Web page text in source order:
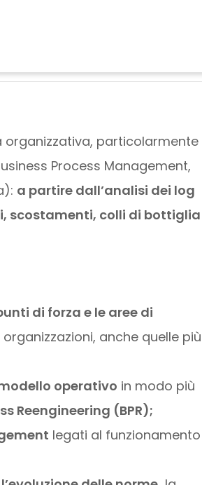
organizzativa, particolarmente
Process Management,
a partire dall’analisi dei log
scostamenti, colli di bottiglia
di forza e le aree di
anche quelle più
operativo in modo più
Reengineering (BPR);
legati al funzionamento
B
business